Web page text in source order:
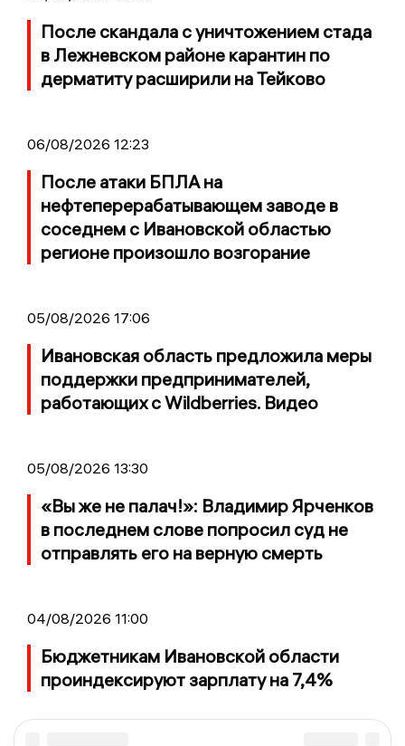
После скандала с уничтожением стада
в Лежневском районе карантин по
дерматиту расширили на Тейково
06/08/2026 12:23
После атаки БПЛА на
нефтеперерабатывающем заводе в
соседнем с Ивановской областью
регионе произошло возгорание
05/08/2026 17:06
Ивановская область предложила меры
поддержки предпринимателей,
работающих с Wildberries. Видео
05/08/2026 13:30
«Вы же не палач!»: Владимир Ярченков
в последнем слове попросил суд не
отправлять его на верную смерть
04/08/2026 11:00
Бюджетникам Ивановской области
проиндексируют зарплату на 7,4%